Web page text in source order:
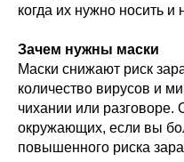
когда их нужно носить
Зачем нужны маски
Маски снижают риск
количество вирусов и
чихании или разговоре.
окружающих, если вы
повышенного риска